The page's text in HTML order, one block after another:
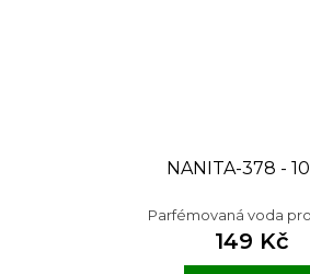
NANITA-378 -
Parfémovaná voda
149 Kč